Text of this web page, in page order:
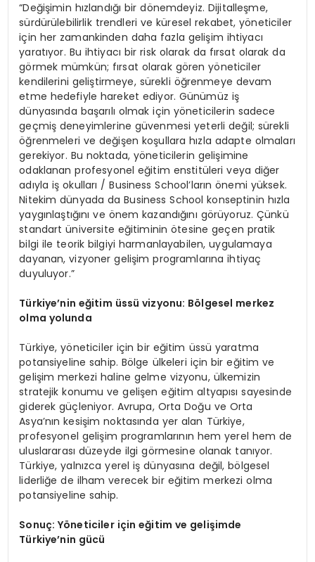
“Değişimin hızlandığı bir dönemdeyiz. Dijitalleşme,
sürdürülebilirlik trendleri ve küresel rekabet, yöneticiler
için her zamankinden daha fazla gelişim ihtiyacı
yaratıyor. Bu ihtiyacı bir risk olarak da fırsat olarak da
görmek mümkün; fırsat olarak gören yöneticiler
kendilerini geliştirmeye, sürekli öğrenmeye devam
etme hedefiyle hareket ediyor. Günümüz iş
dünyasında başarılı olmak için yöneticilerin sadece
geçmiş deneyimlerine güvenmesi yeterli değil; sürekli
öğrenmeleri ve değişen koşullara hızla adapte olmaları
gerekiyor. Bu noktada, yöneticilerin gelişimine
odaklanan profesyonel eğitim enstitüleri veya diğer
adıyla iş okulları / Business School’ların önemi yüksek.
Nitekim dünyada da Business School konseptinin hızla
yaygınlaştığını ve önem kazandığını görüyoruz. Çünkü
standart üniversite eğitiminin ötesine geçen pratik
bilgi ile teorik bilgiyi harmanlayabilen, uygulamaya
dayanan, vizyoner gelişim programlarına ihtiyaç
duyuluyor.”
Türkiye’nin eğitim üssü vizyonu: Bölgesel merkez
olma yolunda
Türkiye, yöneticiler için bir eğitim üssü yaratma
potansiyeline sahip. Bölge ülkeleri için bir eğitim ve
gelişim merkezi haline gelme vizyonu, ülkemizin
stratejik konumu ve gelişen eğitim altyapısı sayesinde
giderek güçleniyor. Avrupa, Orta Doğu ve Orta
Asya’nın kesişim noktasında yer alan Türkiye,
profesyonel gelişim programlarının hem yerel hem de
uluslararası düzeyde ilgi görmesine olanak tanıyor.
Türkiye, yalnızca yerel iş dünyasına değil, bölgesel
liderliğe de ilham verecek bir eğitim merkezi olma
potansiyeline sahip.
Sonuç: Yöneticiler için eğitim ve gelişimde
Türkiye’nin gücü